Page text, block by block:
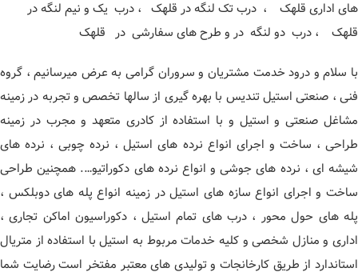
های اداری قلهک ، درب تک لنگه در قلهک ، درب یک و نیم لنگه در
قلهک ، درب دو لنگه در و طرح های سفارشی در قلهک
با سلام و درود خدمت مشتریان و سروران گرامی به عرض میرسانیم ، گروه
فنی ، صنعتی استیل تندیس با بهره گیری از سالها تخصص و تجربه در زمینه
مشاغل صنعتی و استیل و با استفاده از کادری متعهد و مجرب در زمینه
طراحی ، ساخت و اجرای انواع نرده های استیل ، نرده چوبی ، نرده های
شیشه ای ، نرده های جوشی و انواع نرده های دکوراتیو…. همچنین طراحی
ساخت و اجرای انواع سازه های استیل در زمینه انواع پله های دوبلکس ،
پله های حول محور ، درب های تمام استیل ، دکوراسیون اماکن تجاری ،
اداری و منازل شخصی و کلیه خدمات مربوط به استیل با استفاده از متریال
استاندارد از طریق کارخانجات و تولیدی های معتبر مفتخر است رضایت شما